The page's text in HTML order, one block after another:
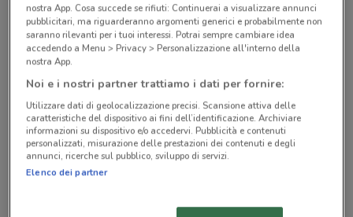
Negozi 1mobile a Palermo
© MapTiler © OpenStreetMap contributors
Via Maqueda, 152 Palermo
355 m
Via Maqueda, 119 Palermo
nostra App. Cosa succede se rifiuti: Continuerai a visualizzare annunci
pubblicitari, ma riguarderanno argomenti generici e probabilmente non
saranno rilevanti per i tuoi interessi. Potrai sempre cambiare idea
accedendo a Menu > Privacy > Personalizzazione all'interno della
nostra App.
Noi e i nostri partner trattiamo i dati per fornire:
Utilizzare dati di geolocalizzazione precisi. Scansione attiva delle
caratteristiche del dispositivo ai fini dell’identificazione. Archiviare
informazioni su dispositivo e/o accedervi. Pubblicità e contenuti
personalizzati, misurazione delle prestazioni dei contenuti e degli
annunci, ricerche sul pubblico, sviluppo di servizi.
Elenco dei partner